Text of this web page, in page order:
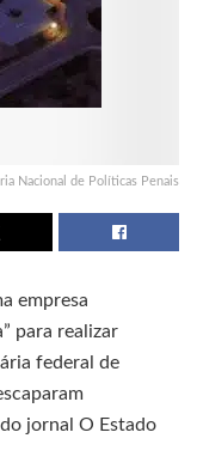
Nacional de Políticas Penais
empresa
para realizar
federal de
jornal O Estado